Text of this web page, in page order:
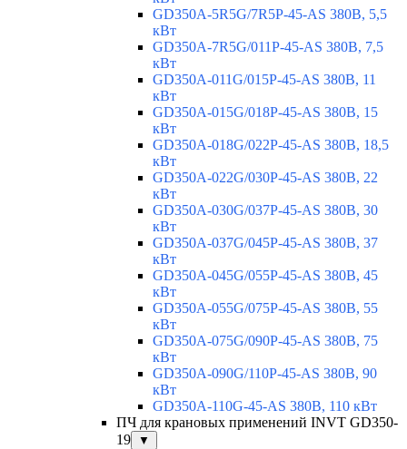
GD350A-5R5G/7R5P-45-AS 380В, 5,5
кВт
GD350A-7R5G/011P-45-AS 380В, 7,5
кВт
GD350A-011G/015P-45-AS 380В, 11
кВт
GD350A-015G/018P-45-AS 380В, 15
кВт
GD350A-018G/022P-45-AS 380В, 18,5
кВт
GD350A-022G/030P-45-AS 380В, 22
кВт
GD350A-030G/037P-45-AS 380В, 30
кВт
GD350A-037G/045P-45-AS 380В, 37
кВт
GD350A-045G/055P-45-AS 380В, 45
кВт
GD350A-055G/075P-45-AS 380В, 55
кВт
GD350A-075G/090P-45-AS 380В, 75
кВт
GD350A-090G/110P-45-AS 380В, 90
кВт
GD350A-110G-45-AS 380В, 110 кВт
ПЧ для крановых применений INVT GD350-
19
▼